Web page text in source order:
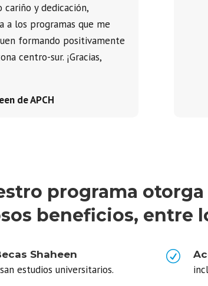
cariño y dedicación,
a los programas que me
formando positivamente
centro-sur. ¡Gracias,
de APCH
programa otorga
beneficios, entre
Shaheen
estudios universitarios.
R